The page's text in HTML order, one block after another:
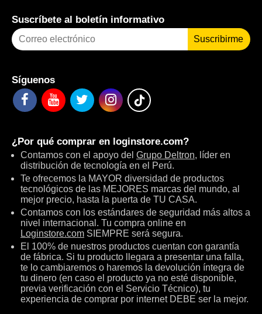
Suscríbete al boletín informativo
Suscribirme
Síguenos
¿Por qué comprar en loginstore.com?
Contamos con el apoyo del Grupo Deltron, líder en
distribución de tecnología en el Perú.
Te ofrecemos la MAYOR diversidad de productos
tecnológicos de las MEJORES marcas del mundo, al
mejor precio, hasta la puerta de TU CASA.
Contamos con los estándares de seguridad más altos a
nivel internacional. Tu compra online en
Loginstore.com SIEMPRE será segura.
El 100% de nuestros productos cuentan con garantía
de fábrica. Si tu producto llegara a presentar una falla,
te lo cambiaremos o haremos la devolución íntegra de
tu dinero (en caso el producto ya no esté disponible,
previa verificación con el Servicio Técnico), tu
experiencia de comprar por internet DEBE ser la mejor.